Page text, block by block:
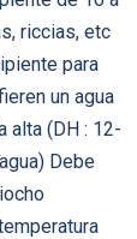
riccias, etc
para
un agua
alta (DH : 12-
Debe